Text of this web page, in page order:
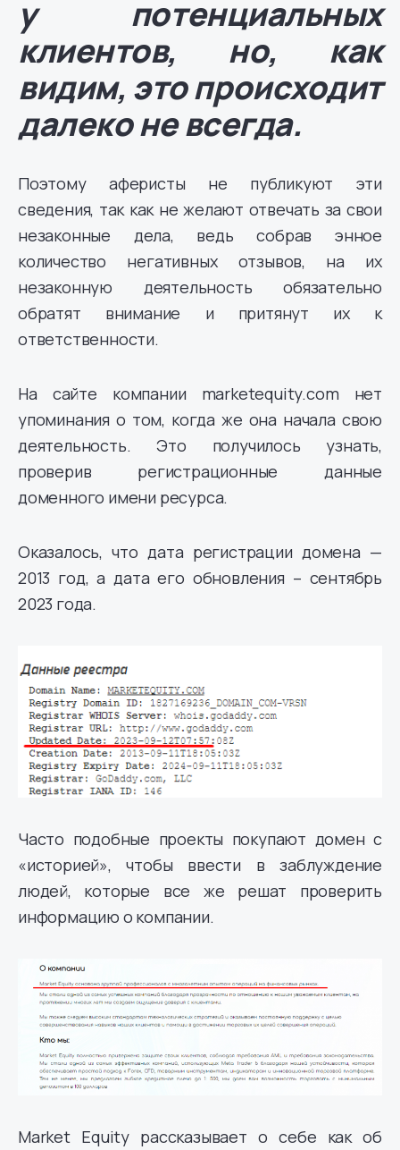
у потенциальных
клиентов, но, как
видим, это происходит
далеко не всегда.
Поэтому аферисты не публикуют эти
сведения, так как не желают отвечать за свои
незаконные дела, ведь собрав энное
количество негативных отзывов, на их
незаконную деятельность обязательно
обратят внимание и притянут их к
ответственности.
На сайте компании marketequity.com нет
упоминания о том, когда же она начала свою
деятельность. Это получилось узнать,
проверив регистрационные данные
доменного имени ресурса.
Оказалось, что дата регистрации домена —
2013 год, а дата его обновления – сентябрь
2023 года.
Часто подобные проекты покупают домен с
«историей», чтобы ввести в заблуждение
людей, которые все же решат проверить
информацию о компании.
Market Equity рассказывает о себе как об